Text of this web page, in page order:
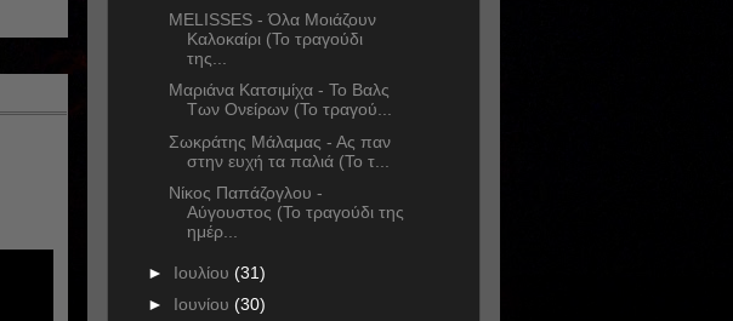
MELISSES - Όλα Μοιάζουν
Καλοκαίρι (Το τραγούδι
της...
Μαριάνα Κατσιμίχα - Το Βαλς
Των Ονείρων (Το τραγού...
Σωκράτης Μάλαμας - Ας παν
στην ευχή τα παλιά (Το τ...
Νίκος Παπάζογλου -
Αύγουστος (Το τραγούδι της
ημέρ...
► Ιουλίου (31)
► Ιουνίου (30)